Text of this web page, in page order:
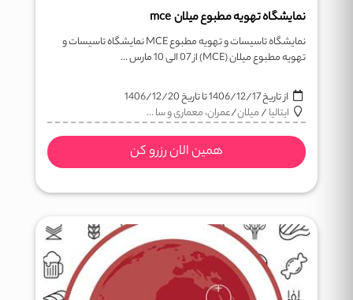
نمایشگاه تهویه مطبوع میلان mce
نمایشگاه تاسیسات و تهویه مطبوع MCE نمایشگاه تاسیسات و
تهویه مطبوع میلان (MCE) از 07 الی 10 مارس ...
از تاریخ1406/12/17تا تاریخ1406/12/20
ایتالیا/میلان/عمران، معماری و سا ...
همین الان رزرو کن